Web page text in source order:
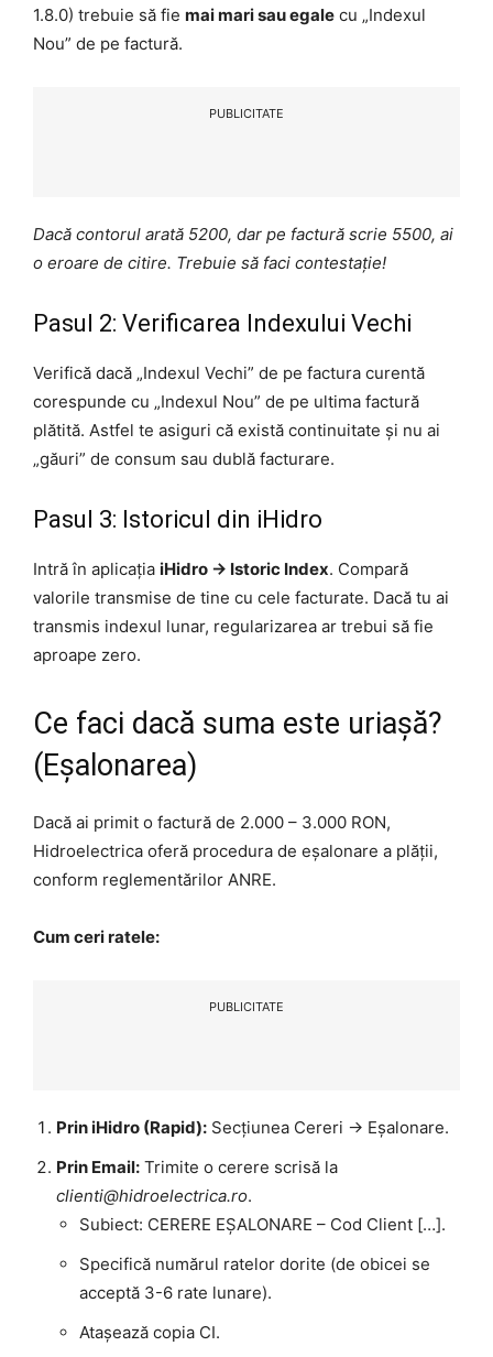
1.8.0) trebuie să fie mai mari sau egale cu „Indexul
Nou” de pe factură.
PUBLICITATE
Dacă contorul arată 5200, dar pe factură scrie 5500, ai
o eroare de citire. Trebuie să faci contestație!
Pasul 2: Verificarea Indexului Vechi
Verifică dacă „Indexul Vechi” de pe factura curentă
corespunde cu „Indexul Nou” de pe ultima factură
plătită. Astfel te asiguri că există continuitate și nu ai
„găuri” de consum sau dublă facturare.
Pasul 3: Istoricul din iHidro
Intră în aplicația iHidro -> Istoric Index. Compară
valorile transmise de tine cu cele facturate. Dacă tu ai
transmis indexul lunar, regularizarea ar trebui să fie
aproape zero.
Ce faci dacă suma este uriașă?
(Eșalonarea)
Dacă ai primit o factură de 2.000 – 3.000 RON,
Hidroelectrica oferă procedura de eșalonare a plății,
conform reglementărilor ANRE.
Cum ceri ratele:
PUBLICITATE
Prin iHidro (Rapid): Secțiunea Cereri -> Eșalonare.
Prin Email: Trimite o cerere scrisă la
clienti@hidroelectrica.ro.
Subiect: CERERE EȘALONARE – Cod Client […].
Specifică numărul ratelor dorite (de obicei se
acceptă 3-6 rate lunare).
Atașează copia CI.